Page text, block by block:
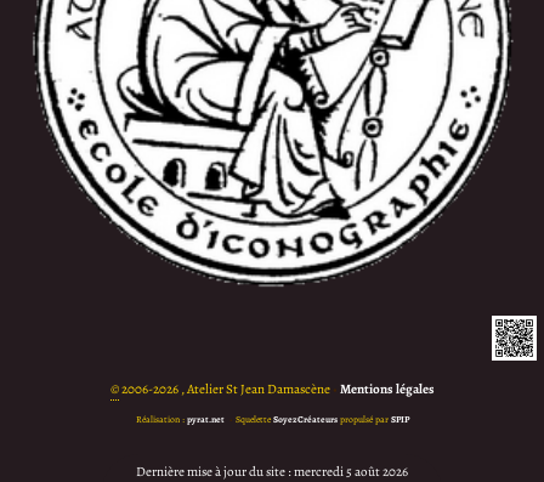
©2006-2026 , Atelier St Jean Damascène • Mentions légales
Réalisation :pyrat.net • SqueletteSoyezCréateurspropulsé parSPIP
Dernière mise à jour du site : mercredi 5 août 2026